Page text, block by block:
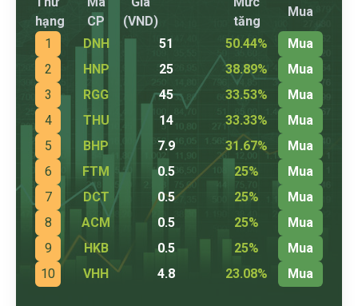
hạng
CP
(VND)
tăng
Mua
1 DNH 51 50.44%
Mua
2
HNP 25 38.89%
Mua
3
RGG 45 33.53%
Mua
4
THU 14 33.33%
Mua
5
BHP 7.9 31.67%
Mua
6
FTM 0.5 25%
Mua
7
DCT 0.5 25%
Mua
8
ACM 0.5 25%
Mua
9
HKB 0.5 25%
Mua
10
VHH 4.8 23.08% Mua